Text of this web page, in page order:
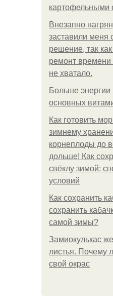
картофельными
Внезапно
заставили меня
решение, так
ремонт времени
не хватало.
Больше энергии
основных
Как готовить
зимнему
корнеплоды до
дольше! Как
свёклу зимой:
условий
Как сохранить
сохранить
самой зимы?
Замиокулькас
листья. Почему
свой окрас